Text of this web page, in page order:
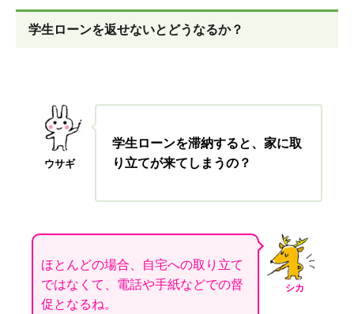
学生ローンを返せないとどうなるか？
ウサギ
学生ローンを滞納すると、家に取
り立てが来てしまうの？
シカ
ほとんどの場合、自宅への取り立て
ではなくて、電話や手紙などでの督
促となるね。